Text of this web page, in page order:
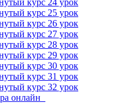
курс 24 урок
курс 25 урок
курс 26 урок
курс 27 урок
курс 28 урок
курс 29 урок
курс 30 урок
курс 31 урок
курс 32 урок
онлайн_